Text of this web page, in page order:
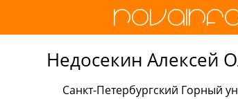
Недосекин Алексей
Санкт-Петербургский Горный